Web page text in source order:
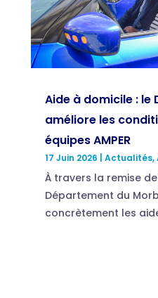
Aide à domicile : le
améliore les
équipes AMPER
17 Juin 2026 Actualités,
À travers la remise
Département du
concrètement les